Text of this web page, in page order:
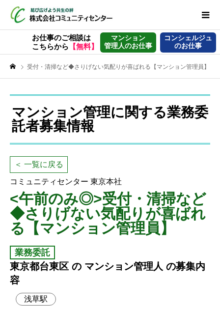
お仕事のご相談は
こちらから 【無料】
マンション
管理人のお仕事
コンシェルジュ
のお仕事
受付・清掃など◆さりげない気配りが喜ばれる【マンション管理員】
マンション管理に関する業務委
託者募集情報
＜ 一覧に戻る
コミュニティセンター 東京本社
<午前のみ◎>受付・清掃など
◆さりげない気配りが喜ばれ
る【マンション管理員】
業務委託
東京都台東区 の マンション管理人 の募集内
容
浅草駅